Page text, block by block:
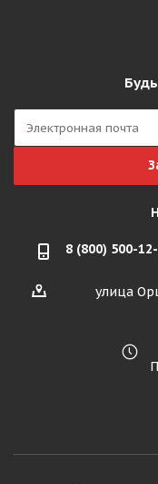
8 (800) 500-
улица